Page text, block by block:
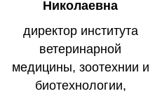
Николаевна
директор института
ветеринарной
медицины, зоотехнии и
биотехнологии,